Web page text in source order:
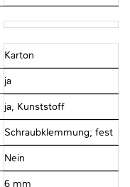
Karton
ja
ja, Kunststoff
Schraubklemmung; fest
Nein
6 mm